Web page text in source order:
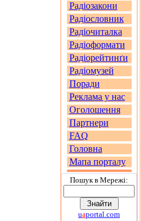
Радіозакони
Радіословник
Радіочиталка
Радіоформати
Радіорейтинґи
Радіомузей
Поради
Реклама у нас
Оголошення
Партнери
FAQ
Головна
Мапа порталу
Пошук в Мережi:
uaportal.com